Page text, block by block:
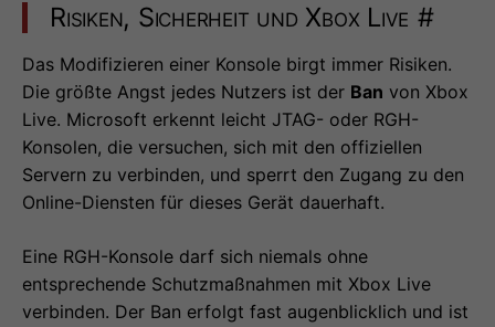
Risiken, Sicherheit und Xbox Live #
Das Modifizieren einer Konsole birgt immer Risiken.
Die größte Angst jedes Nutzers ist der Ban von Xbox
Live. Microsoft erkennt leicht JTAG- oder RGH-
Konsolen, die versuchen, sich mit den offiziellen
Servern zu verbinden, und sperrt den Zugang zu den
Online-Diensten für dieses Gerät dauerhaft.
Eine RGH-Konsole darf sich niemals ohne
entsprechende Schutzmaßnahmen mit Xbox Live
verbinden. Der Ban erfolgt fast augenblicklich und ist